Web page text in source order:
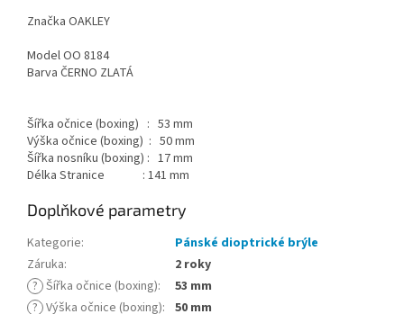
Značka OAKLEY
Model OO 8184
Barva ČERNO ZLATÁ
Šířka očnice (boxing) : 53 mm
Výška očnice (boxing) : 50 mm
Šířka nosníku (boxing) : 17 mm
Délka Stranice : 141 mm
Doplňkové parametry
Kategorie:
Pánské dioptrické brýle
Záruka:
2 roky
? Šířka očnice (boxing):
53 mm
? Výška očnice (boxing): 50 mm